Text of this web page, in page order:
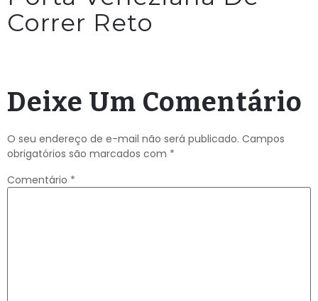
Correr Reto
Deixe Um Comentário
O seu endereço de e-mail não será publicado. Campos
obrigatórios são marcados com *
Comentário *